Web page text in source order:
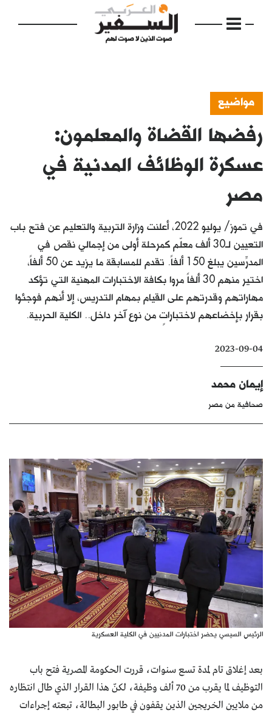
الرئيسية
مواضيع
دفاتر
بالصورة
كتّابنا
الأرشيف
مواضيع
رفضها القضاة والمعلمون:
عسكرة الوظائف المدنية في
مصر
في تموز/ يوليو 2022، أعلنت وزارة التربية والتعليم عن فتح باب
التعيين لـ30 ألف معلّم كمرحلة أولى من إجمالي نقص في
المدرِّسين يبلغ 150 ألفاً. تقدم للمسابقة ما يزيد عن 50 ألفاً،
اختير منهم 30 ألفاً مروا بكافة الاختبارات المهنية التي تؤكد
مهاراتهم وقدرتهم على القيام بمهام التدريس، إلا أنهم فوجئوا
بقرار بإخضاعهم لاختباراتٍ من نوع آخر داخل.. الكلية الحربية.
2023-09-04
إيمان محمد
صحافية من مصر
الرئيس السيسي يحضر اختبارات المدنيين في الكلية العسكرية
بعد إغلاق تام لمدة تسع سنوات، قررت الحكومة المصرية فتح باب
التوظيف لما يقرب من 70 ألف وظيفة، لكنّ هذا القرار الذي طال انتظاره
من ملايين الخريجين الذين يقفون في طابور البطالة، تبعته إجراءات